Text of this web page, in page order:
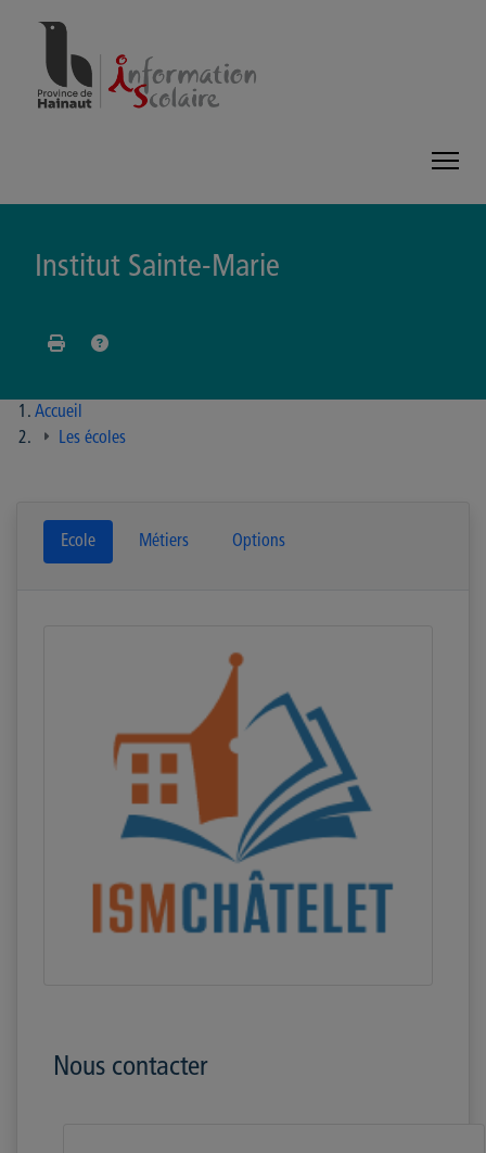
Institut Sainte-Marie
Accueil
Les écoles
Ecole Métiers Options
Nous contacter